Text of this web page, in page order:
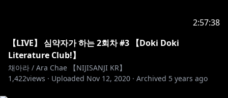
・니지산지 관련 업무는 이쪽
◆ 공식Twitter @NIJISANJI_KR
2:57:38
【LIVE】 심약자가 하는 2회차 #3 【Doki Doki
Literature Club!】
채아라 / Ara Chae 【NIJISANJI KR】
1,422views · Uploaded Nov 12, 2020 · Archived 5 years ago